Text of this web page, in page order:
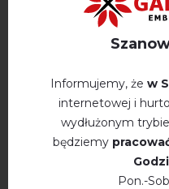
OPINIE O
napisz opinie
Informujemy, że w
internetowej i
wydłużonym
będziemy
Pon.-